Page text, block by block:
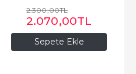
Sepete Ekle
2.300,00TL
2.070,00TL